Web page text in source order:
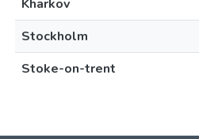
Kharkov
Stockholm
Stoke-on-trent